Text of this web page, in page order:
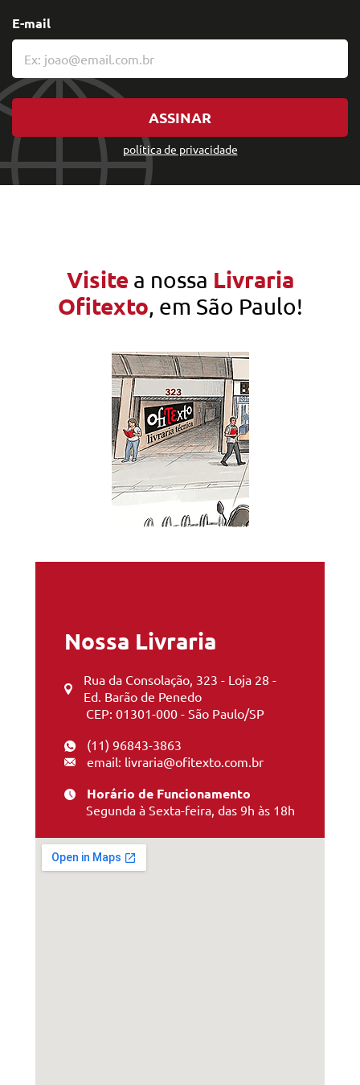
política de privacidade
E-mail
ASSINAR
Visite a nossa Livraria
Ofitexto, em São Paulo!
Nossa Livraria
Rua da Consolação, 323 - Loja 28 -
Ed. Barão de Penedo
CEP: 01301-000 - São Paulo/SP
(11) 96843-3863
email: livraria@ofitexto.com.br
Horário de Funcionamento
Segunda à Sexta-feira, das 9h às 18h